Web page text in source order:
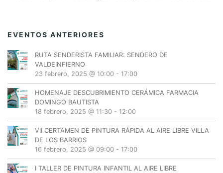
EVENTOS ANTERIORES
RUTA SENDERISTA FAMILIAR: SENDERO DE
VALDEINFIERNO
23 febrero, 2025 @ 10:00 - 17:00
HOMENAJE DESCUBRIMIENTO CERÁMICA FARMACIA
DOMINGO BAUTISTA
18 febrero, 2025 @ 11:30 - 12:00
VII CERTAMEN DE PINTURA RÁPIDA AL AIRE LIBRE VILLA
DE LOS BARRIOS
16 febrero, 2025 @ 09:00 - 17:00
I TALLER DE PINTURA INFANTIL AL AIRE LIBRE